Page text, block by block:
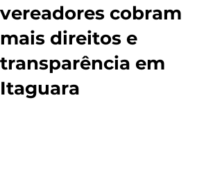
vereadores cobram
mais direitos e
transparência em
Itaguara